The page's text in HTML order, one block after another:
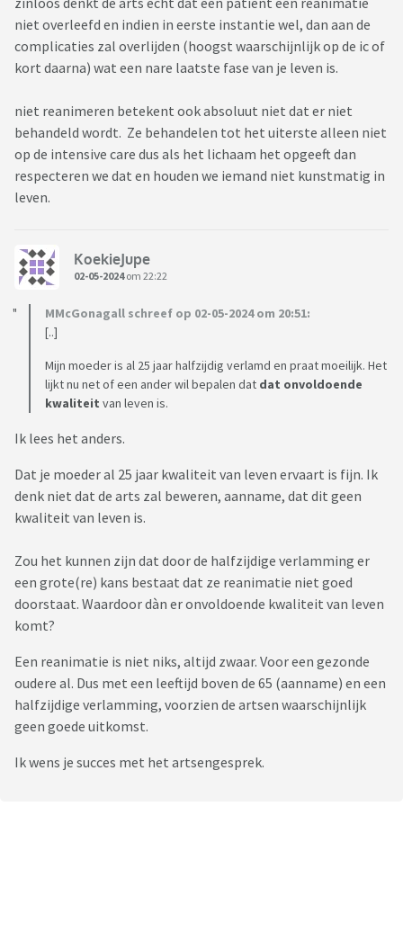
niet overleefd en indien in eerste instantie wel, dan aan de
complicaties zal overlijden (hoogst waarschijnlijk op de ic of
kort daarna) wat een nare laatste fase van je leven is.
niet reanimeren betekent ook absoluut niet dat er niet
behandeld wordt. Ze behandelen tot het uiterste alleen niet
op de intensive care dus als het lichaam het opgeeft dan
respecteren we dat en houden we iemand niet kunstmatig in
leven.
KoekieJupe
02-05-2024om 22:22
MMcGonagall schreef op 02-05-2024 om 20:51:
[..]
Mijn moeder is al 25 jaar halfzijdig verlamd en praat moeilijk. Het
lijkt nu net of een ander wil bepalen dat dat onvoldoende
kwaliteit van leven is.
Ik lees het anders.
Dat je moeder al 25 jaar kwaliteit van leven ervaart is fijn. Ik
denk niet dat de arts zal beweren, aanname, dat dit geen
kwaliteit van leven is.
Zou het kunnen zijn dat door de halfzijdige verlamming er
een grote(re) kans bestaat dat ze reanimatie niet goed
doorstaat. Waardoor dàn er onvoldoende kwaliteit van leven
komt?
Een reanimatie is niet niks, altijd zwaar. Voor een gezonde
oudere al. Dus met een leeftijd boven de 65 (aanname) en een
halfzijdige verlamming, voorzien de artsen waarschijnlijk
geen goede uitkomst.
Ik wens je succes met het artsengesprek.